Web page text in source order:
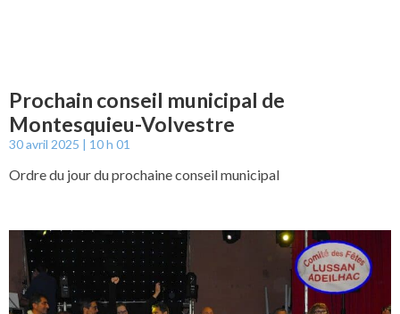
Prochain conseil municipal de
Montesquieu-Volvestre
30 avril 2025 10 h 01
Ordre du jour du prochaine conseil municipal